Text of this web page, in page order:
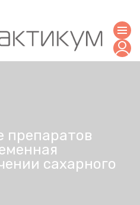
препаратов
сахарного